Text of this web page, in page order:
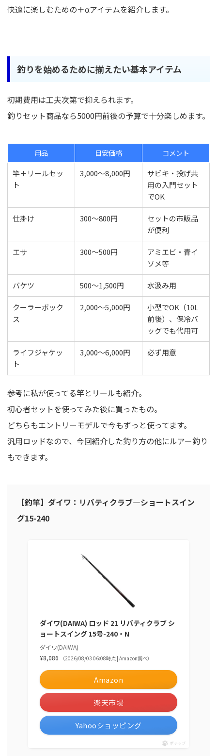
快適に楽しむための＋αアイテムを紹介します。
釣りを始めるために揃えたい基本アイテム
初期費用は工夫次第で抑えられます。
釣りセット商品なら5000円前後の予算で十分楽しめます。
用品 目安価格
コメント
竿＋リールセッ
ト
3,000〜8,000円
サビキ・投げ共
用の入門セット
でOK
仕掛け 300〜800円
セットの市販品
が便利
エサ 300〜500円
アミエビ・青イ
ソメ等
バケツ 500〜1,500円 水汲み用
クーラーボック
ス
2,000〜5,000円
小型でOK（10L
前後）、保冷バ
ッグでも代用可
ライフジャケッ
ト
3,000〜6,000円 必ず用意
参考に私が使ってる竿とリールも紹介。
初心者セットを使ってみた後に買ったもの。
どちらもエントリーモデルで今もずっと使ってます。
汎用ロッドなので、今回紹介した釣り方の他にルアー釣り
もできます。
【釣竿】ダイワ：リバティクラブ―ショートスイン
グ15-240
ダイワ(DAIWA) ロッド 21 リバティクラブ シ
ョートスイング 15号-240・N
ダイワ(DAIWA)
¥8,086
（2026/08/03 06:08時点 | Amazon調べ）
Amazon
楽天市場
Yahooショッピング
ポチップ